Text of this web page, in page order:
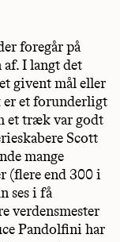
foregår på
I langt det
givent mål eller
er et forunderligt
et træk var godt
Scott
mange
(flere end 300 i
ses i få
verdensmester
Pandolfini har